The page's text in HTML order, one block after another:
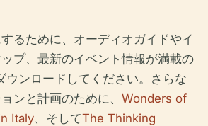
るために、オーディオガイドやイ
プ、最新のイベント情報が満載の
ウンロードしてください。さらな
ンと計画のために、 Wonders of
Italy、そしてThe Thinking